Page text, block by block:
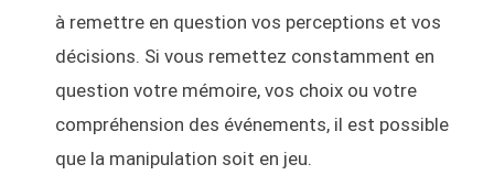
à remettre en question vos perceptions et vos
décisions. Si vous remettez constamment en
question votre mémoire, vos choix ou votre
compréhension des événements, il est possible
que la manipulation soit en jeu.